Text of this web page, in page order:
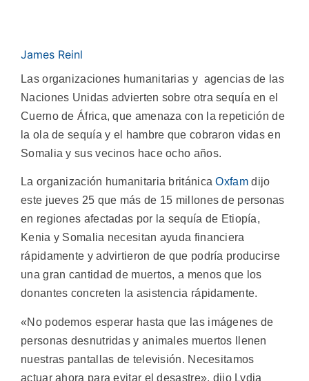
James Reinl
Las organizaciones humanitarias y agencias de las
Naciones Unidas advierten sobre otra sequía en el
Cuerno de África, que amenaza con la repetición de
la ola de sequía y el hambre que cobraron vidas en
Somalia y sus vecinos hace ocho años.
La organización humanitaria británicaOxfamdijo
este jueves 25 que más de 15 millones de personas
en regiones afectadas por la sequía de Etiopía,
Kenia y Somalia necesitan ayuda financiera
rápidamente y advirtieron de que podría producirse
una gran cantidad de muertos, a menos que los
donantes concreten la asistencia rápidamente.
«No podemos esperar hasta que las imágenes de
personas desnutridas y animales muertos llenen
nuestras pantallas de televisión. Necesitamos
actuar ahora para evitar el desastre», dijo Lydia